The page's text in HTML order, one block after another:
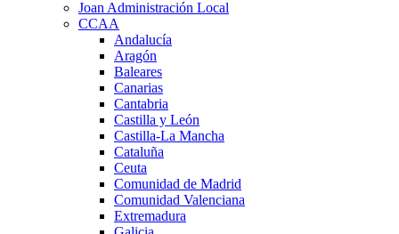
Joan Administración Local
CCAA
Andalucía
Aragón
Baleares
Canarias
Cantabria
Castilla y León
Castilla-La Mancha
Cataluña
Ceuta
Comunidad de Madrid
Comunidad Valenciana
Extremadura